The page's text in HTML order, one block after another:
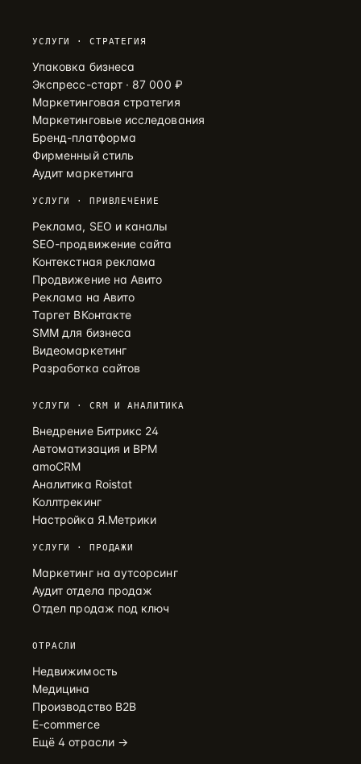
УСЛУГИ · СТРАТЕГИЯ
Упаковка бизнеса
Экспресс-старт · 87 000 ₽
Маркетинговая стратегия
Маркетинговые исследования
Бренд-платформа
Фирменный стиль
Аудит маркетинга
УСЛУГИ · ПРИВЛЕЧЕНИЕ
Реклама, SEO и каналы
SEO-продвижение сайта
Контекстная реклама
Продвижение на Авито
Реклама на Авито
Таргет ВКонтакте
SMM для бизнеса
Видеомаркетинг
Разработка сайтов
УСЛУГИ · CRM И АНАЛИТИКА
Внедрение Битрикс 24
Автоматизация и BPM
amoCRM
Аналитика Roistat
Коллтрекинг
Настройка Я.Метрики
УСЛУГИ · ПРОДАЖИ
Маркетинг на аутсорсинг
Аудит отдела продаж
Отдел продаж под ключ
ОТРАСЛИ
Недвижимость
Медицина
Производство B2B
E-commerce
Ещё 4 отрасли →